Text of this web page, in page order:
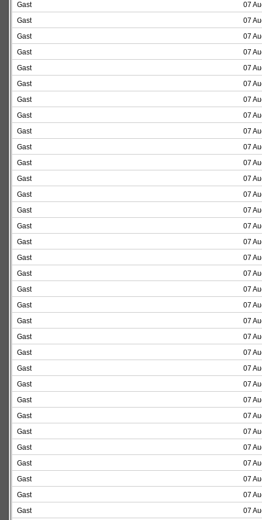
Gast
07
Gast
07
Gast
07
Gast
07
Gast
07
Gast
07
Gast
07
Gast
07
Gast
07
Gast
07
Gast
07
Gast
07
Gast
07
Gast
07
Gast
07
Gast
07
Gast
07
Gast
07
Gast
07
Gast
07
Gast
07
Gast
07
Gast
07
Gast
07
Gast
07
Gast
07
Gast
07
Gast
07
Gast
07
Gast
07
Gast
07
Gast
07
Gast
07